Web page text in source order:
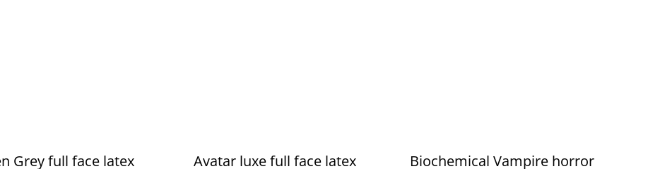
Grey full face latex
Avatar luxe full face latex
Biochemical Vampire horror